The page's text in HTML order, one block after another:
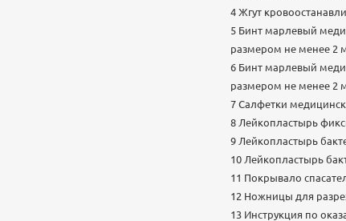
4 Жгут
5 Бинт марлевый
размером не менее 2
6 Бинт марлевый
размером не менее 2
7 Салфетки
8 Лейкопластырь
9 Лейкопластырь
10 Лейкопластырь
11 Покрывало
12 Ножницы для
13 Инструкция по